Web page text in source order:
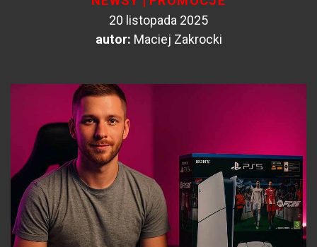
20 listopada 2025
autor: Maciej Zakrocki